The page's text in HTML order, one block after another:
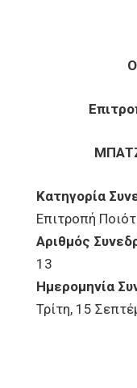
Κατηγορία
Επιτροπή
Αριθμός
13
Ημερομηνία
Τρίτη, 15